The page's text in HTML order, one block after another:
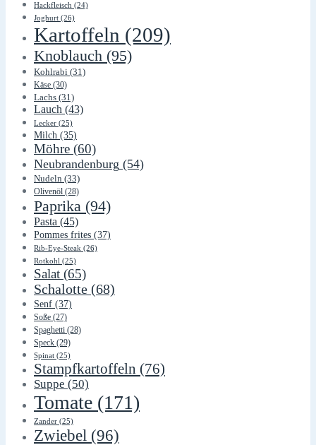
Hackfleisch (24)
Joghurt (26)
Kartoffeln (209)
Knoblauch (95)
Kohlrabi (31)
Käse (30)
Lachs (31)
Lauch (43)
Lecker (25)
Milch (35)
Möhre (60)
Neubrandenburg (54)
Nudeln (33)
Olivenöl (28)
Paprika (94)
Pasta (45)
Pommes frites (37)
Rib-Eye-Steak (26)
Rotkohl (25)
Salat (65)
Schalotte (68)
Senf (37)
Soße (27)
Spaghetti (28)
Speck (29)
Spinat (25)
Stampfkartoffeln (76)
Suppe (50)
Tomate (171)
Zander (25)
Zwiebel (96)